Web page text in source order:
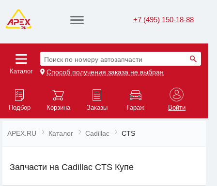
+7 (495) 150-18-88
Каталог
Поиск по номеру автозапчасти
Способ получения заказа не выбран
Подбор Корзина Заказы Гараж Войти
APEX.RU Каталог Cadillac CTS
Запчасти на Cadillac CTS Купе